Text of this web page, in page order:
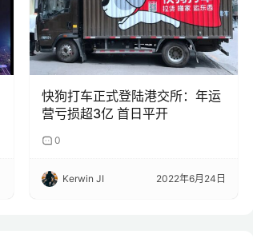
快狗打车正式登陆港交所：年运
营亏损超3亿 首日平开
0
Kerwin JI 2022年6月24日